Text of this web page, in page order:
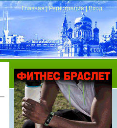
Главная|Регистрация|Вход